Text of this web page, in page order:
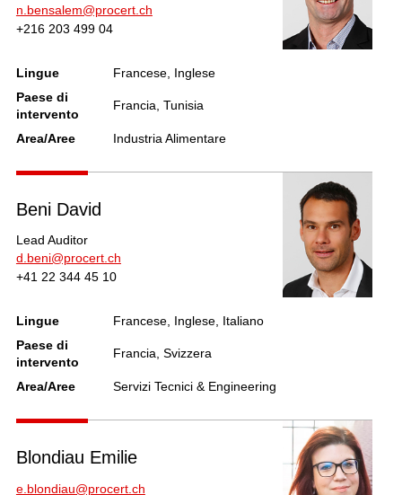
n.bensalem@procert.ch
+216 203 499 04
Lingue
Francese, Inglese
Paese di
intervento
Francia, Tunisia
Area/Aree Industria Alimentare
Beni David
Lead Auditor
d.beni@procert.ch
+41 22 344 45 10
Lingue
Francese, Inglese, Italiano
Paese di
intervento
Francia, Svizzera
Area/Aree Servizi Tecnici & Engineering
Blondiau Emilie
e.blondiau@procert.ch